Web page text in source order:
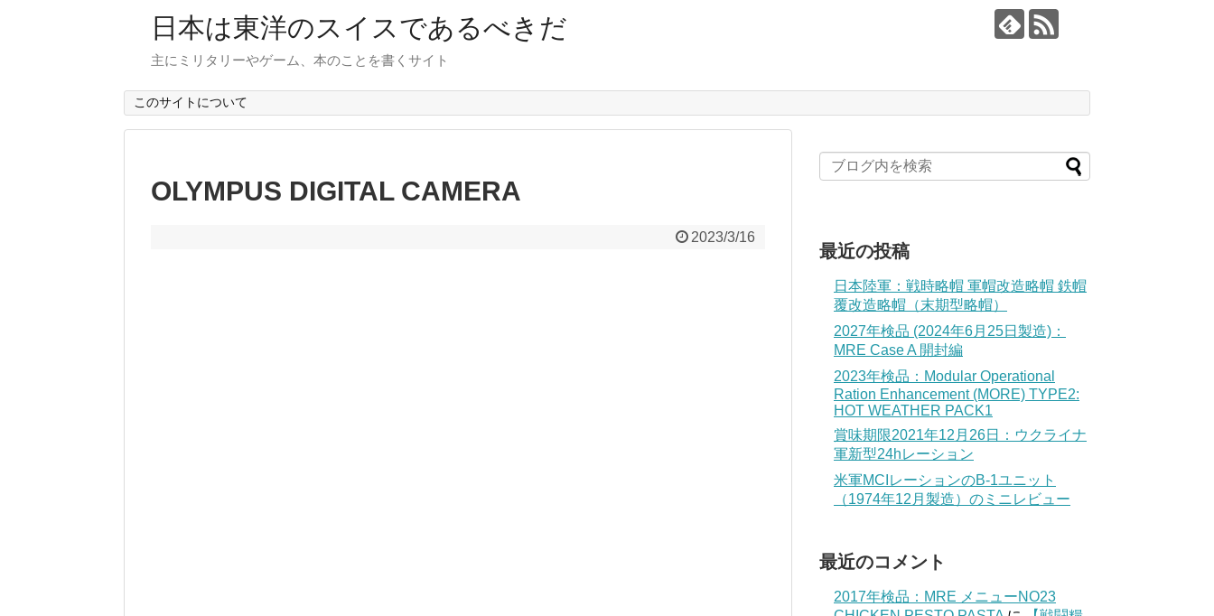
日本は東洋のスイスであるべきだ
主にミリタリーやゲーム、本のことを書くサイト
このサイトについて
OLYMPUS DIGITAL CAMERA
2023/3/16
最近の投稿
日本陸軍：戦時略帽 軍帽改造略帽 鉄帽
覆改造略帽（末期型略帽）
2027年検品 (2024年6月25日製造)：
MRE Case A 開封編
2023年検品：Modular Operational
Ration Enhancement (MORE) TYPE2:
HOT WEATHER PACK1
賞味期限2021年12月26日：ウクライナ
軍新型24hレーション
米軍MCIレーションのB-1ユニット
（1974年12月製造）のミニレビュー
最近のコメント
2017年検品：MRE メニューNO23